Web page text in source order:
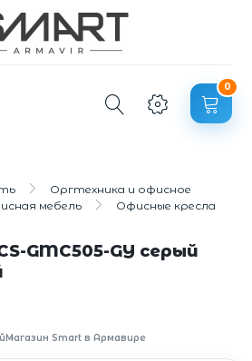
0
Оргтехника и офисное
мебель Офисные кресла
GMC505-GY серый
Магазин Smart в Армавире